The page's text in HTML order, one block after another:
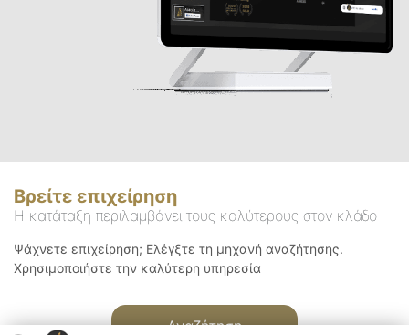
Βρείτε επιχείρηση
Η κατάταξη περιλαμβάνει τους καλύτερους στον κλάδο
Ψάχνετε επιχείρηση; Ελέγξτε τη μηχανή αναζήτησης.
Χρησιμοποιήστε την καλύτερη υπηρεσία
Αναζήτηση